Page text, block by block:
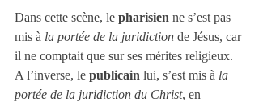
Dans cette scène, le pharisien ne s’est pas
mis à la portée de la juridiction de Jésus, car
il ne comptait que sur ses mérites religieux.
A l’inverse, le publicain lui, s’est mis à la
portée de la juridiction du Christ, en